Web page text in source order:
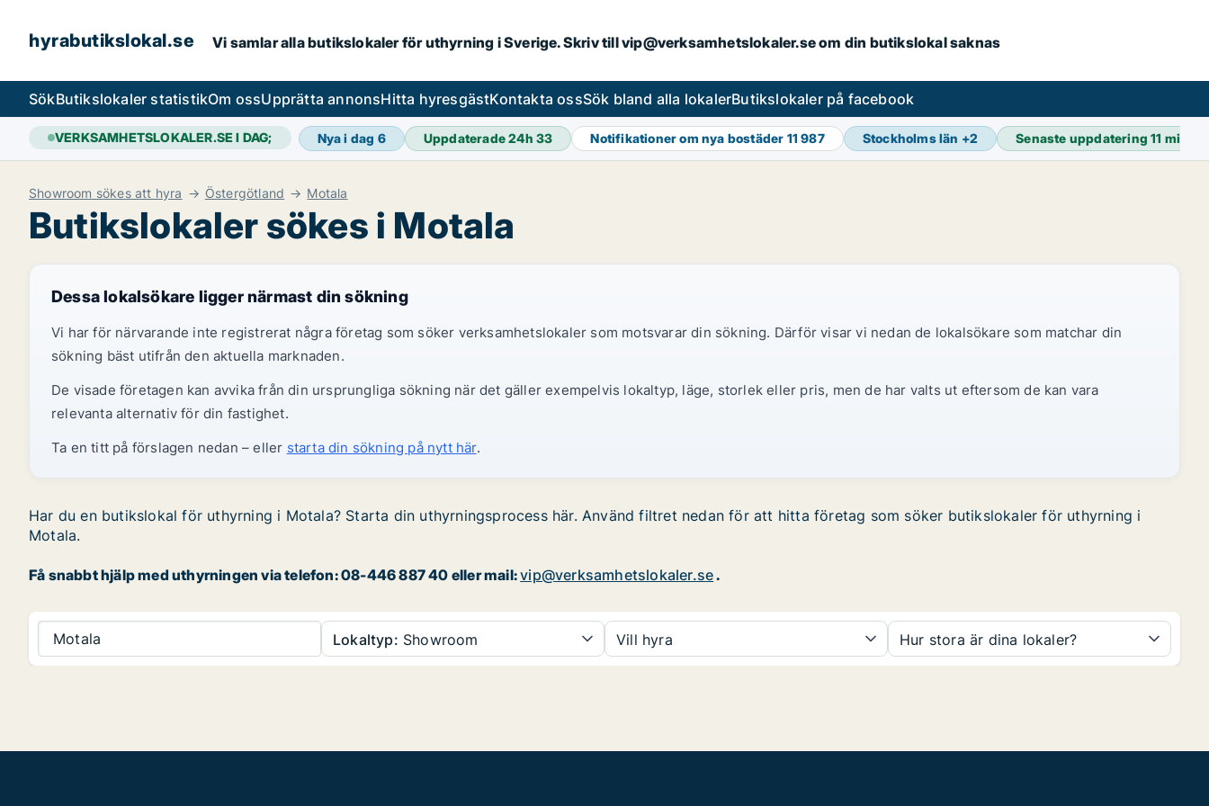
hyrabutikslokal.se Vi samlar alla butikslokaler för uthyrning i Sverige. Skriv till vip@verksamhetslokaler.se om din butikslokal saknas
SökButikslokaler statistikOm ossUpprätta annonsHitta hyresgästKontakta ossSök bland alla lokalerButikslokaler på facebook
VERKSAMHETSLOKALER.SE I DAG; Nya i dag 6 Uppdaterade 24h33 Notifikationer om nya bostäder 11 987 Stockholms län +2 Senaste uppdatering11 min
Showroom sökes att hyra Östergötland Motala
Butikslokaler sökes i Motala
Dessa lokalsökare ligger närmast din sökning
Vi har för närvarande inte registrerat några företag som söker verksamhetslokaler som motsvarar din sökning. Därför visar vi nedan de lokalsökare som matchar din
sökning bäst utifrån den aktuella marknaden.
De visade företagen kan avvika från din ursprungliga sökning när det gäller exempelvis lokaltyp, läge, storlek eller pris, men de har valts ut eftersom de kan vara
relevanta alternativ för din fastighet.
Ta en titt på förslagen nedan – eller starta din sökning på nytt här.
Har du en butikslokal för uthyrning i Motala? Starta din uthyrningsprocess här. Använd filtret nedan för att hitta företag som söker butikslokaler för uthyrning i
Motala.
Få snabbt hjälp med uthyrningen via telefon: 08-446 887 40 eller mail:vip@verksamhetslokaler.se.
Motala Lokaltyp: Showroom Vill hyra Hur stora är dina lokaler?